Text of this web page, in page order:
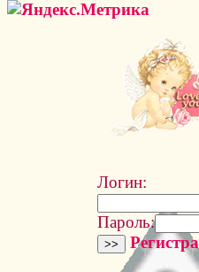
Логин:
Пароль: